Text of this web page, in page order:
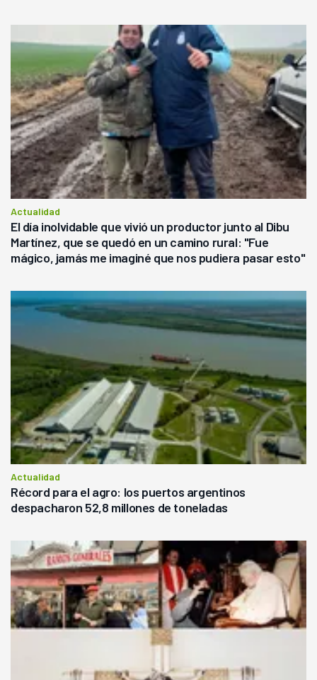
Actualidad
El día inolvidable que vivió un productor junto al Dibu
Martínez, que se quedó en un camino rural: "Fue
mágico, jamás me imaginé que nos pudiera pasar esto"
Actualidad
Récord para el agro: los puertos argentinos
despacharon 52,8 millones de toneladas